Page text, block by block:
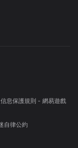
息保護規則 - 網易遊戲
自律公約